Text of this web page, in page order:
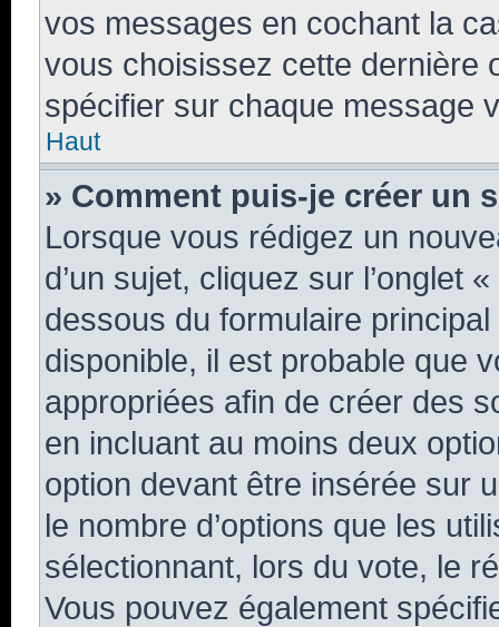
vos messages en cochant la
vous choisissez cette dernière
spécifier sur chaque message
Haut
» Comment puis-je créer un
Lorsque vous rédigez un
d’un sujet, cliquez sur l’onglet
dessous du formulaire
disponible, il est probable que
appropriées afin de créer des
en incluant au moins deux
option devant être insérée sur
le nombre d’options que les
sélectionnant, lors du vote, le
Vous pouvez également